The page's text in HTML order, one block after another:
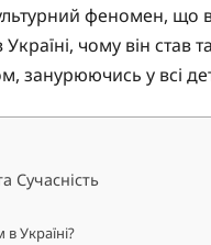
феномен, що
чому він став
занурюючись у всі
Сучасність
Україні?